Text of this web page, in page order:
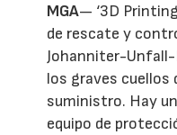
MGA— ‘3D
de rescate y
Johanniter-Unfall-
los graves cuellos
suministro. Hay
equipo de